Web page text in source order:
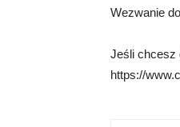
Wezwanie
Jeśli chcesz
https://